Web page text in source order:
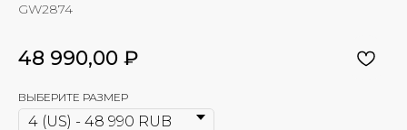
GW2874
48 990,00 ₽
ВЫБЕРИТЕ РАЗМЕР